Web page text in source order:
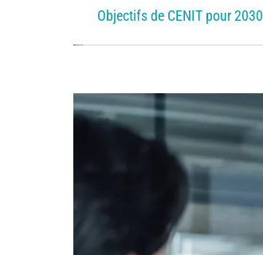
Objectifs de CENIT pour 2030